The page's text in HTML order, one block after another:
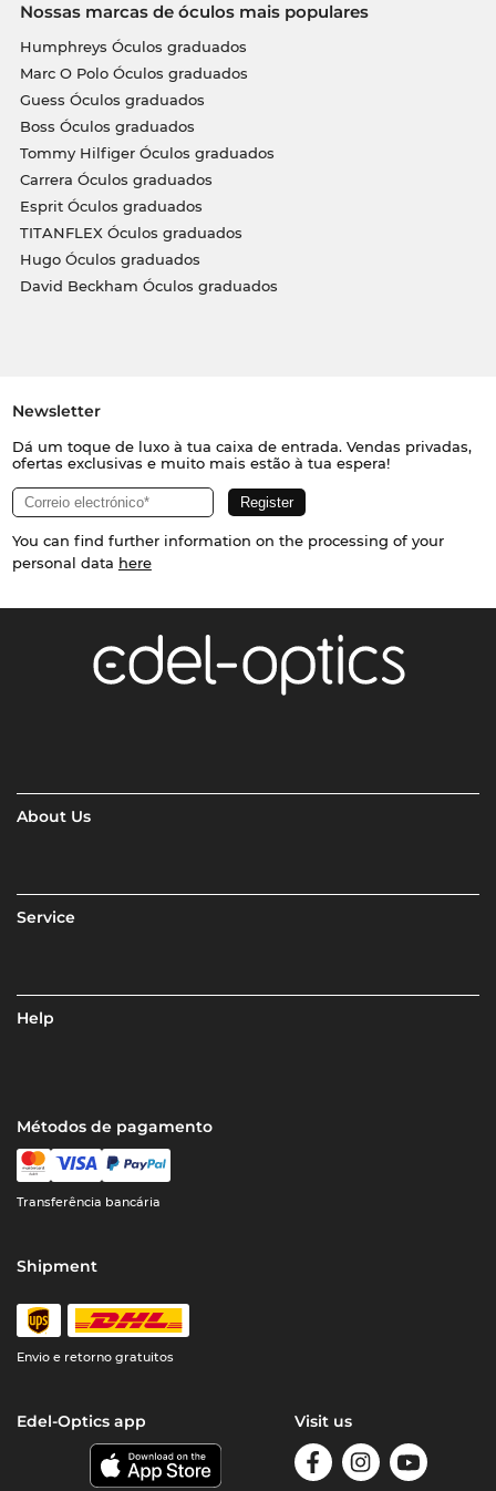
Nossas marcas de óculos mais populares
Humphreys Óculos graduados
Marc O Polo Óculos graduados
Guess Óculos graduados
Boss Óculos graduados
Tommy Hilfiger Óculos graduados
Carrera Óculos graduados
Esprit Óculos graduados
TITANFLEX Óculos graduados
Hugo Óculos graduados
David Beckham Óculos graduados
Newsletter
Dá um toque de luxo à tua caixa de entrada. Vendas privadas,
ofertas exclusivas e muito mais estão à tua espera!
You can find further information on the processing of your
personal data here
About Us
Service
Help
Métodos de pagamento
Transferência bancária
Shipment
Envio e retorno gratuitos
Edel-Optics app Visit us